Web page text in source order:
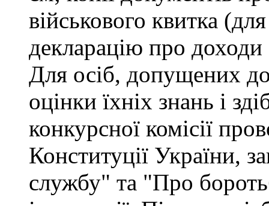
військового квитка
декларацію про доходи
Для осіб, допущених
оцінки їхніх знань і
конкурсної комісії
Конституції України,
службу" та "Про